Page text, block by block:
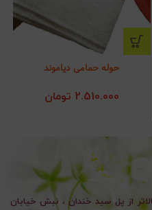
حوله حمامی دیاموند
2.510.000 تومان
از پل سید خندان ، نبش خیابان